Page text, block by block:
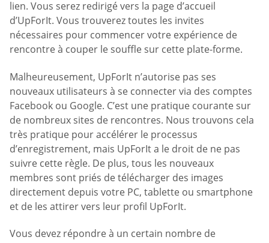
lien. Vous serez redirigé vers la page d’accueil
d’UpForIt. Vous trouverez toutes les invites
nécessaires pour commencer votre expérience de
rencontre à couper le souffle sur cette plate-forme.
Malheureusement, UpForIt n’autorise pas ses
nouveaux utilisateurs à se connecter via des comptes
Facebook ou Google. C’est une pratique courante sur
de nombreux sites de rencontres. Nous trouvons cela
très pratique pour accélérer le processus
d’enregistrement, mais UpForIt a le droit de ne pas
suivre cette règle. De plus, tous les nouveaux
membres sont priés de télécharger des images
directement depuis votre PC, tablette ou smartphone
et de les attirer vers leur profil UpForIt.
Vous devez répondre à un certain nombre de